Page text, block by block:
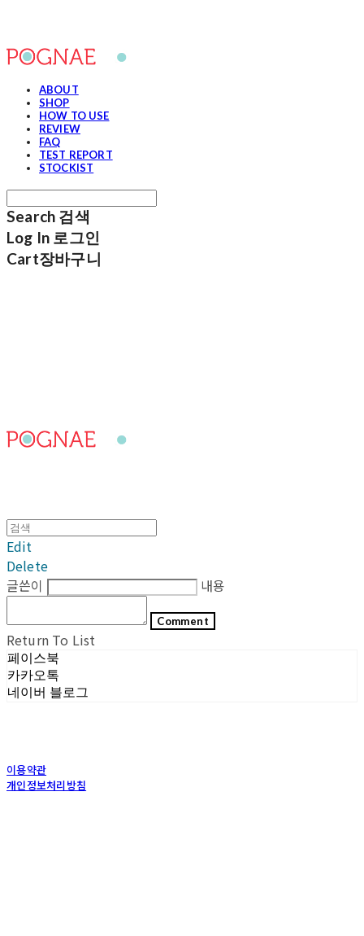
ABOUT
SHOP
HOW TO USE
REVIEW
FAQ
TEST REPORT
STOCKIST
Search 검색
Log In 로그인
Cart장바구니
Edit
Delete
글쓴이
내용
Comment
Return To List
페이스북
카카오톡
네이버 블로그
이용약관
개인정보처리방침